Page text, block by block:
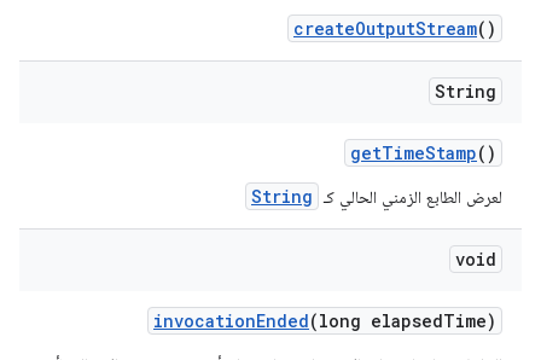
createOutputStream()
String
getTimeStamp()
لعرض الطابع الزمني الحالي كـ String
void
invocationEnded(long elapsedTime)